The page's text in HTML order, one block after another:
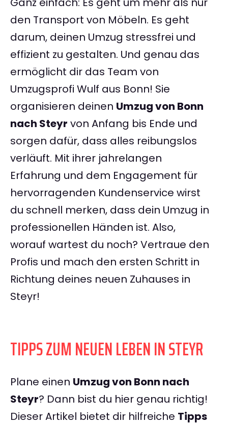
den Transport von Möbeln. Es geht
darum, deinen Umzug stressfrei und
effizient zu gestalten. Und genau das
ermöglicht dir das Team von
Umzugsprofi Wulf aus Bonn! Sie
organisieren deinen Umzug von Bonn
nach Steyr von Anfang bis Ende und
sorgen dafür, dass alles reibungslos
verläuft. Mit ihrer jahrelangen
Erfahrung und dem Engagement für
hervorragenden Kundenservice wirst
du schnell merken, dass dein Umzug in
professionellen Händen ist. Also,
worauf wartest du noch? Vertraue den
Profis und mach den ersten Schritt in
Richtung deines neuen Zuhauses in
Steyr!
TIPPS ZUM NEUEN LEBEN IN STEYR
Plane einen Umzug von Bonn nach
Steyr? Dann bist du hier genau richtig!
Dieser Artikel bietet dir hilfreiche Tipps